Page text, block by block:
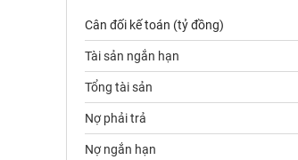
Cân đối kế toán (tỷ đồng)
Tài sản ngắn hạn
Tổng tài sản
Nợ phải trả
Nợ ngắn hạn